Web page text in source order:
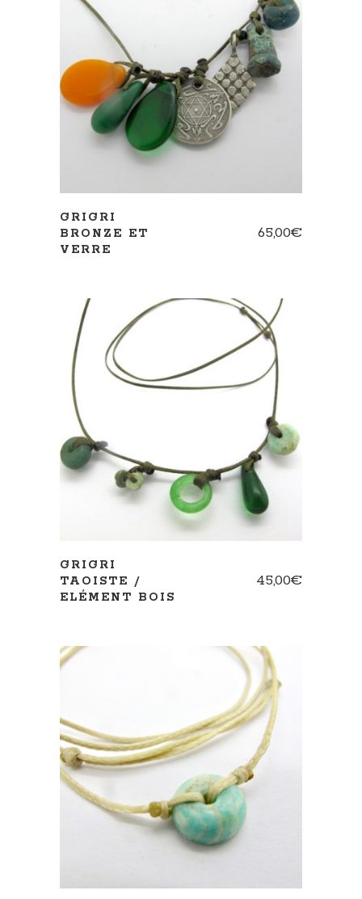
AJOUTER AU PANIER
GRIGRI
BRONZE ET
VERRE
65,00€
GRIGRI
TAOISTE /
ELÉMENT BOIS
45,00€
AJOUTER AU PANIER